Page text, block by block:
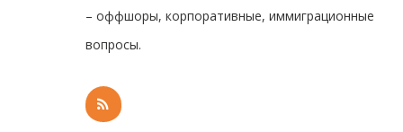
– оффшоры, корпоративные, иммиграционные
вопросы.